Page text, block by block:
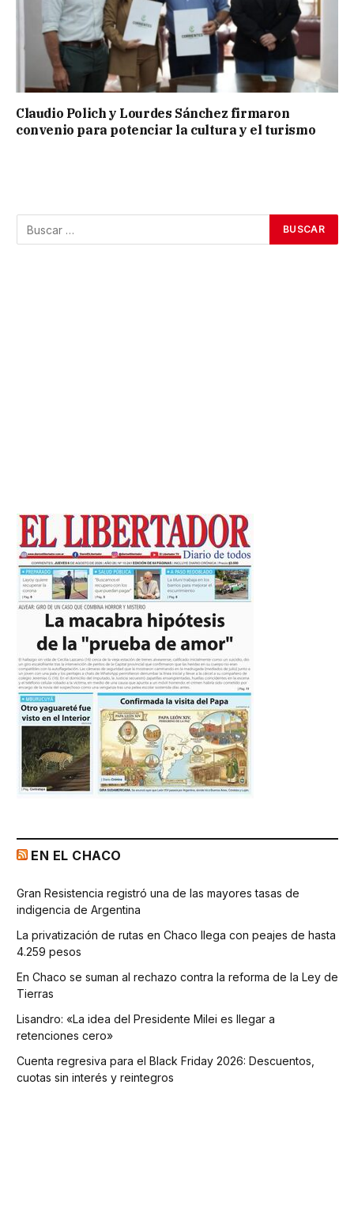
Claudio Polich y Lourdes Sánchez firmaron
convenio para potenciar la cultura y el turismo
EN EL CHACO
Gran Resistencia registró una de las mayores tasas de
indigencia de Argentina
La privatización de rutas en Chaco llega con peajes de hasta
4.259 pesos
En Chaco se suman al rechazo contra la reforma de la Ley de
Tierras
Lisandro: «La idea del Presidente Milei es llegar a
retenciones cero»
Cuenta regresiva para el Black Friday 2026: Descuentos,
cuotas sin interés y reintegros